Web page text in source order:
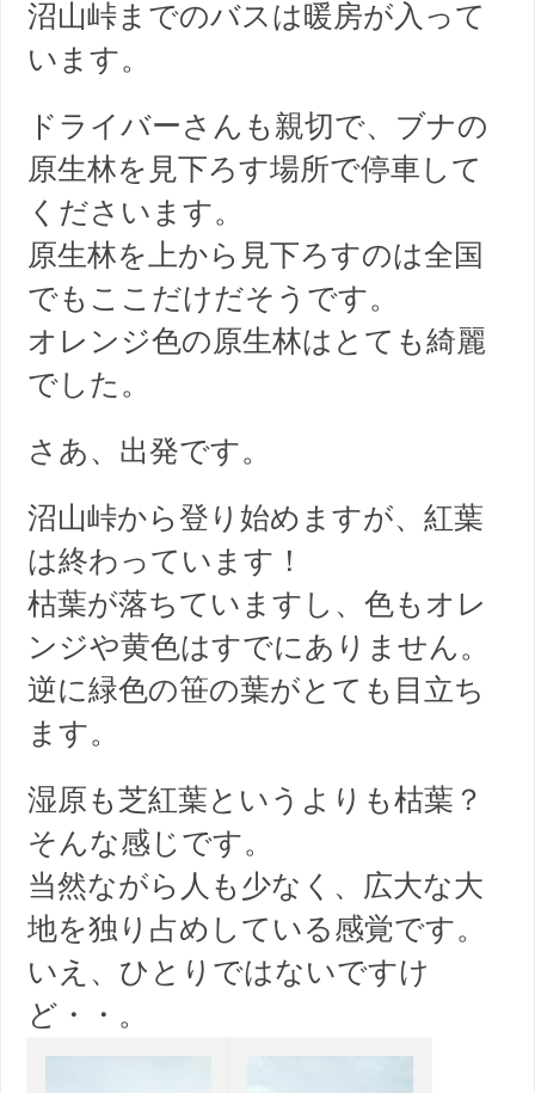
沼山峠までのバスは暖房が入って
います。
ドライバーさんも親切で、ブナの
原生林を見下ろす場所で停車して
くださいます。
原生林を上から見下ろすのは全国
でもここだけだそうです。
オレンジ色の原生林はとても綺麗
でした。
さあ、出発です。
沼山峠から登り始めますが、紅葉
は終わっています！
枯葉が落ちていますし、色もオレ
ンジや黄色はすでにありません。
逆に緑色の笹の葉がとても目立ち
ます。
湿原も芝紅葉というよりも枯葉？
そんな感じです。
当然ながら人も少なく、広大な大
地を独り占めしている感覚です。
いえ、ひとりではないですけ
ど・・。